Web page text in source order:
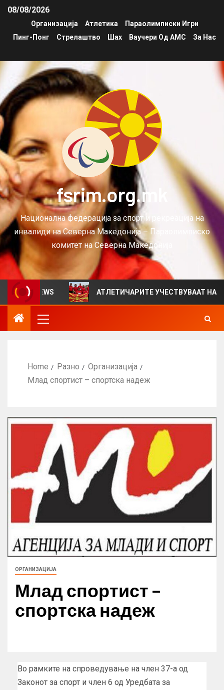
08/08/2026
Организација Атлетика
Параолимписки Игри
Пинг-Понг
Стрелаштво Шах Ваучери Од АМС За Нас
fsrim.org.mk
Национална федерација за спорт и рекреација на
инвалиди на Северна Македонија – Параолимписко
комитет на Северна Македонија
VIEWS АТЛЕТИЧАРИТЕ УЧЕСТВУВААТ НА
Home Разно
Организација
Млад спортист – спортска надеж
ОРГАНИЗАЦИЈА
Млад спортист –
спортска надеж
Во рамките на спроведување на член 37-а од
Законот за спорт и член 6 од Уредбата за